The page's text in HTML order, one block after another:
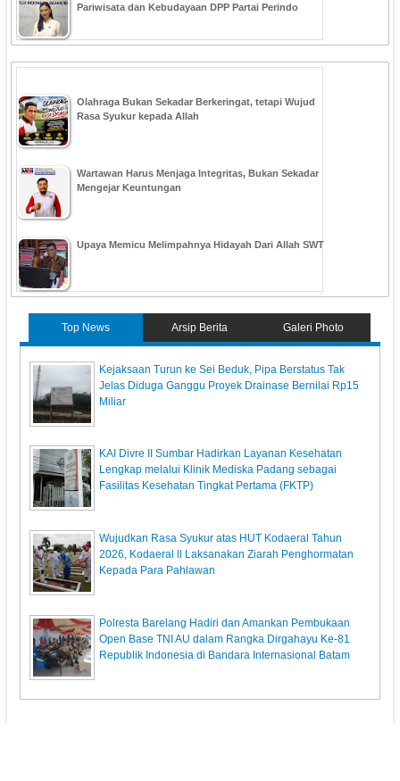
Pariwisata dan Kebudayaan DPP Partai Perindo
Olahraga Bukan Sekadar Berkeringat, tetapi Wujud
Rasa Syukur kepada Allah
Wartawan Harus Menjaga Integritas, Bukan Sekadar
Mengejar Keuntungan
Upaya Memicu Melimpahnya Hidayah Dari Allah SWT
Top News Arsip Berita Galeri Photo
Kejaksaan Turun ke Sei Beduk, Pipa Berstatus Tak
Jelas Diduga Ganggu Proyek Drainase Bernilai Rp15
Miliar
KAI Divre II Sumbar Hadirkan Layanan Kesehatan
Lengkap melalui Klinik Mediska Padang sebagai
Fasilitas Kesehatan Tingkat Pertama (FKTP)
Wujudkan Rasa Syukur atas HUT Kodaeral Tahun
2026, Kodaeral ll Laksanakan Ziarah Penghormatan
Kepada Para Pahlawan
Polresta Barelang Hadiri dan Amankan Pembukaan
Open Base TNI AU dalam Rangka Dirgahayu Ke-81
Republik Indonesia di Bandara Internasional Batam